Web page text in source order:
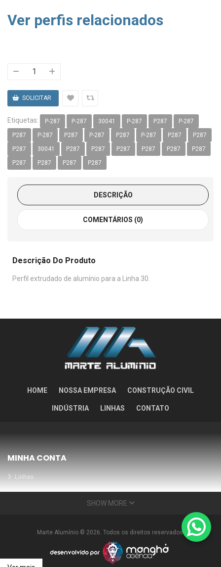
Ver perfis relacionados
Etiquetas: P-287 P-287 30041 P-287 P287 P-287
P287 P-287 P287 P-287 P287 P-287 P287 P287
P287 30041 P287 P287 P287 P287 P287 P287
P287 P287 P287 P287
DESCRIÇÃO
COMENTÁRIOS (0)
Descrição Do Produto
Perfil extrudado de alumínio para a Linha 30.
HOME NOSSA EMPRESA CONSTRUÇÃO CIVIL
INDÚSTRIA LINHAS CONTATO
MINHA CONTA
Linhas
Meus Orçamentos
Condições Especiais
SHOW MORE
Marte Alumínio © 2026. Todos os direitos reservados.